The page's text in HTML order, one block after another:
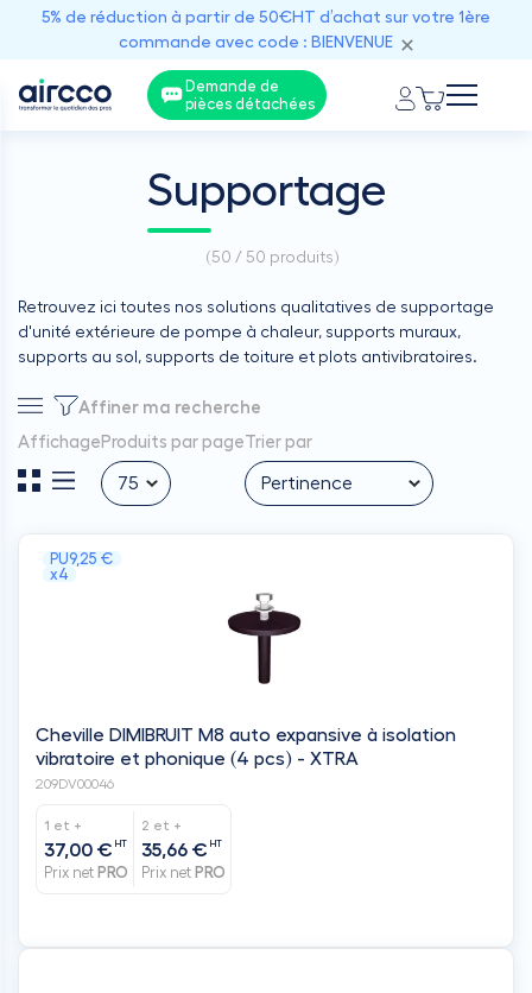
5% de réduction à partir de 50€HT d’achat sur votre 1ère
commande avec code : BIENVENUE
Demande de
pièces détachées
Supportage
(50 / 50 produits)
Retrouvez ici toutes nos solutions qualitatives de supportage
d'unité extérieure de pompe à chaleur, supports muraux,
supports au sol, supports de toiture et plots antivibratoires.
Affiner ma recherche
Affichage Produits par pageTrier par
PU9,25 €
x4
Cheville DIMIBRUIT M8 auto expansive à isolation
vibratoire et phonique (4 pcs) - XTRA
209DV00046
1 et +
37,00 € HT
Prix net PRO
2 et +
35,66 € HT
Prix net PRO